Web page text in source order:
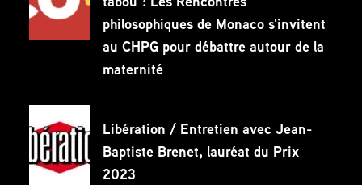
philosophiques de Monaco s'invitent
au CHPG pour débattre autour de la
maternité
Libération / Entretien avec Jean-
Baptiste Brenet, lauréat du Prix
2023